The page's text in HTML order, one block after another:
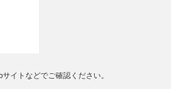
イトなどでご確認ください。